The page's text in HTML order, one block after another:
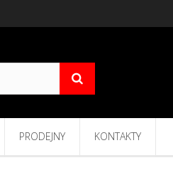
PRODEJNY KONTAKTY